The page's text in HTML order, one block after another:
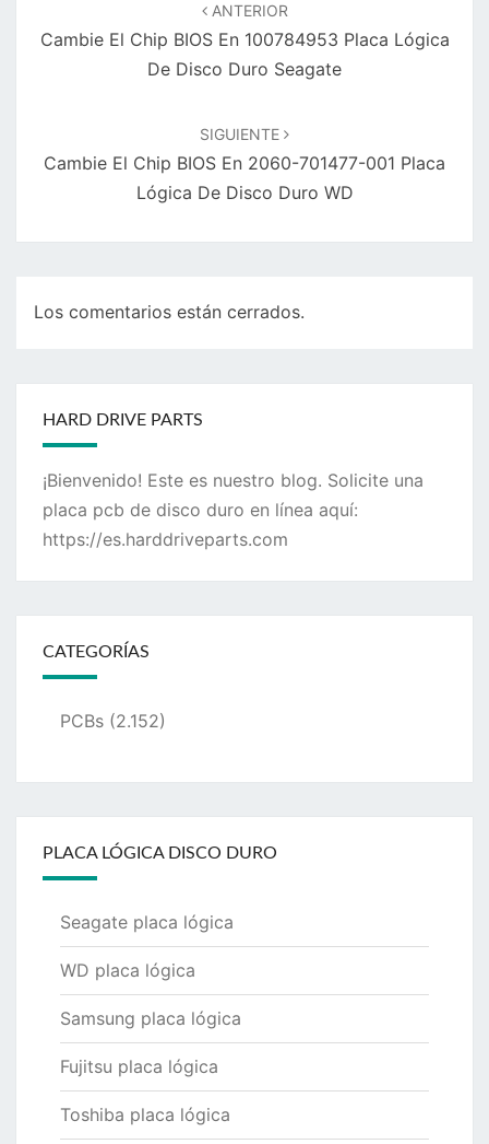
entradas
ANTERIOR
Cambie El Chip BIOS En 100784953 Placa Lógica
De Disco Duro Seagate
SIGUIENTE
Cambie El Chip BIOS En 2060-701477-001 Placa
Lógica De Disco Duro WD
Los comentarios están cerrados.
HARD DRIVE PARTS
¡Bienvenido! Este es nuestro blog. Solicite una
placa pcb de disco duro en línea aquí:
https://es.harddriveparts.com
CATEGORÍAS
PCBs (2.152)
PLACA LÓGICA DISCO DURO
Seagate placa lógica
WD placa lógica
Samsung placa lógica
Fujitsu placa lógica
Toshiba placa lógica